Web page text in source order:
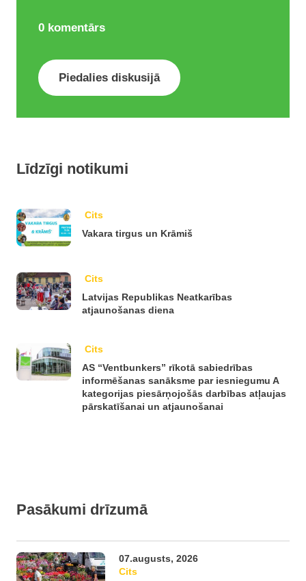
0 komentārs
Piedalies diskusijā
Līdzīgi notikumi
Cits
Vakara tirgus un Krāmiš
Cits
Latvijas Republikas Neatkarības
atjaunošanas diena
Cits
AS “Ventbunkers” rīkotā sabiedrības
informēšanas sanāksme par iesniegumu A
kategorijas piesārņojošās darbības atļaujas
pārskatīšanai un atjaunošanai
Pasākumi drīzumā
07.augusts, 2026
Cits